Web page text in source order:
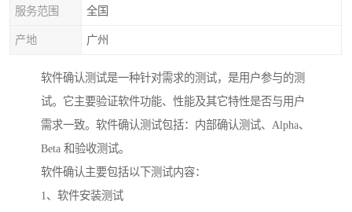
服务范围 全国
产地 广州
软件确认测试是一种针对需求的测试，是用户参与的测
试。它主要验证软件功能、性能及其它特性是否与用户
需求一致。软件确认测试包括：内部确认测试、Alpha、
Beta 和验收测试。
软件确认主要包括以下测试内容：
1、软件安装测试